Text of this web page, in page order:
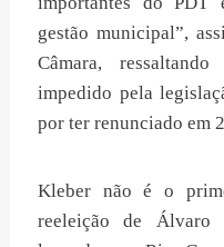
gestão municipal”,
Câmara,
impedido pela
por ter renunciado em
Kleber não é o
reeleição de Álvaro